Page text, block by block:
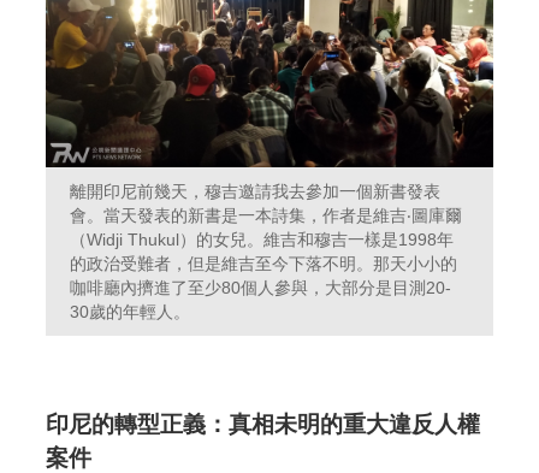
離開印尼前幾天，穆吉邀請我去參加一個新書發表
會。當天發表的新書是一本詩集，作者是維吉‧圖庫爾
（Widji Thukul）的女兒。維吉和穆吉一樣是1998年
的政治受難者，但是維吉至今下落不明。那天小小的
咖啡廳內擠進了至少80個人參與，大部分是目測20-
30歲的年輕人。
印尼的轉型正義：真相未明的重大違反人權
案件